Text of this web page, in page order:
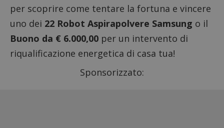
per scoprire come tentare la fortuna e vincere
uno dei 22 Robot Aspirapolvere Samsung o il
Buono da € 6.000,00 per un intervento di
riqualificazione energetica di casa tua!
Sponsorizzato: